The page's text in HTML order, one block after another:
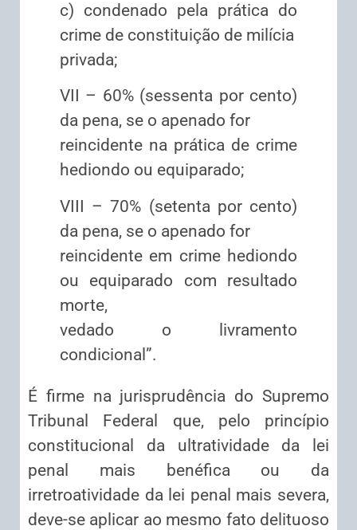
c) condenado pela prática do
crime de constituição de milícia
privada;
VII – 60% (sessenta por cento)
da pena, se o apenado for
reincidente na prática de crime
hediondo ou equiparado;
VIII – 70% (setenta por cento)
da pena, se o apenado for
reincidente em crime hediondo
ou equiparado com resultado
morte,
vedado o livramento
condicional”.
É firme na jurisprudência do Supremo
Tribunal Federal que, pelo princípio
constitucional da ultratividade da lei
penal mais benéfica ou da
irretroatividade da lei penal mais severa,
deve-se aplicar ao mesmo fato delituoso